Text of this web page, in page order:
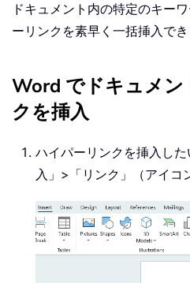
ドキュメント内の特定のキー
ーリンクを素早く一括挿入でき
Word でドキュメ
クを挿入
ハイパーリンクを挿入し
入」>「リンク」（アイコ